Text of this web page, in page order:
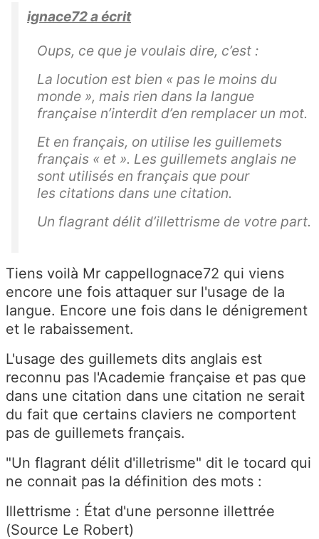
ignace72 a écrit
Oups, ce que je voulais dire, c’est :
La locution est bien « pas le moins du
monde », mais rien dans la langue
française n’interdit d’en remplacer un mot.
Et en français, on utilise les guillemets
français « et ». Les guillemets anglais ne
sont utilisés en français que pour
les citations dans une citation.
Un flagrant délit d’illettrisme de votre part.
Tiens voilà Mr cappellognace72 qui viens
encore une fois attaquer sur l'usage de la
langue. Encore une fois dans le dénigrement
et le rabaissement.
L'usage des guillemets dits anglais est
reconnu pas l'Academie française et pas que
dans une citation dans une citation ne serait
du fait que certains claviers ne comportent
pas de guillemets français.
"Un flagrant délit d'illetrisme" dit le tocard qui
ne connait pas la définition des mots :
Illettrisme : État d'une personne illettrée
(Source Le Robert)